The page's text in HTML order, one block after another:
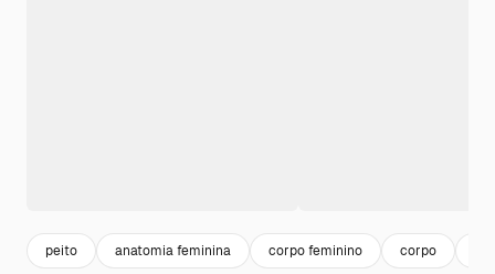
peito anatomia feminina corpo feminino corpo